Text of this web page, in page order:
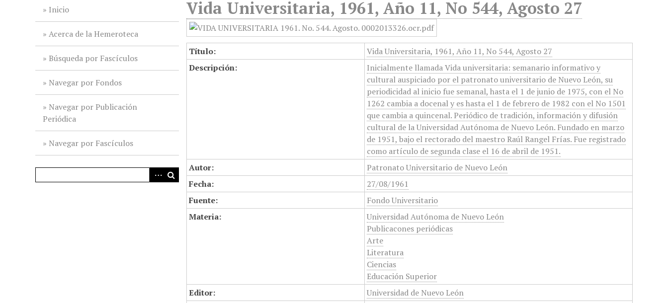
Inicio
Acerca de la Hemeroteca
Búsqueda por Fascículos
Navegar por Fondos
Navegar por Publicación
Periódica
Navegar por Fascículos
Vida Universitaria, 1961, Año 11, No 544, Agosto 27
Título:
Vida Universitaria, 1961, Año 11, No 544, Agosto 27
Descripción:
Inicialmente llamada Vida universitaria: semanario informativo y
cultural auspiciado por el patronato universitario de Nuevo León, su
periodicidad al inicio fue semanal, hasta el 1 de junio de 1975, con el No
1262 cambia a docenal y es hasta el 1 de febrero de 1982 con el No 1501
que cambia a quincenal. Periódico de tradición, información y difusión
cultural de la Universidad Autónoma de Nuevo León. Fundado en marzo
de 1951, bajo el rectorado del maestro Raúl Rangel Frías. Fue registrado
como artículo de segunda clase el 16 de abril de 1951.
Autor:
Patronato Universitario de Nuevo León
Fecha:
27/08/1961
Fuente:
Fondo Universitario
Materia:
Universidad Autónoma de Nuevo León
Publicacones periódicas
Arte
Literatura
Ciencias
Educación Superior
Editor:
Universidad de Nuevo León